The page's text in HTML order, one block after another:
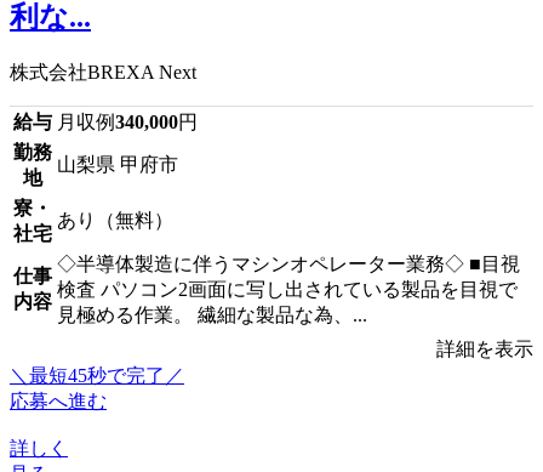
利な...
株式会社BREXA Next
給与 月収例340,000円
勤務
地
山梨県 甲府市
寮・
社宅
あり（無料）
仕事
内容
◇半導体製造に伴うマシンオペレーター業務◇ ■目視
検査 パソコン2画面に写し出されている製品を目視で
見極める作業。 繊細な製品な為、...
詳細を表示
＼最短45秒で完了／
応募へ進む
詳しく